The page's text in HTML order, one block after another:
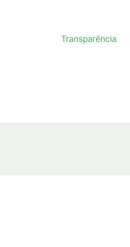
Transparência